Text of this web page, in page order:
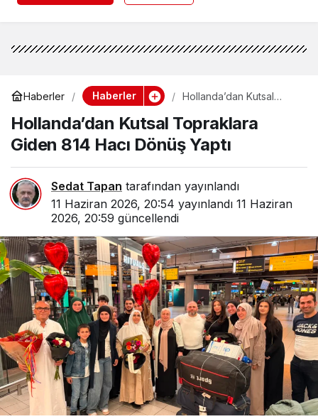
Haberler Haberler
Hollanda’dan Kutsal
Hacı Dönüş Yaptı
Hollanda’dan Kutsal Topraklara
Giden 814 Hacı Dönüş Yaptı
Sedat Tapan tarafından yayınlandı
11 Haziran 2026, 20:54 yayınlandı 11 Haziran
2026, 20:59 güncellendi